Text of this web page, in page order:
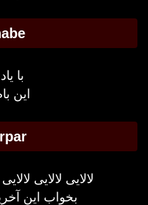
با
این
لالایی لالایی
بخواب این